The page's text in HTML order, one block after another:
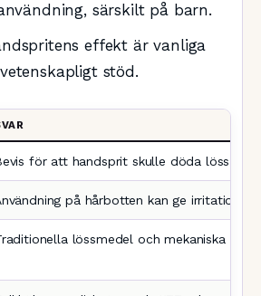
särskilt på barn.
effekt är vanliga
stöd.
för att handsprit skulle döda löss
på hårbotten kan ge irritation
lössmedel och mekaniska